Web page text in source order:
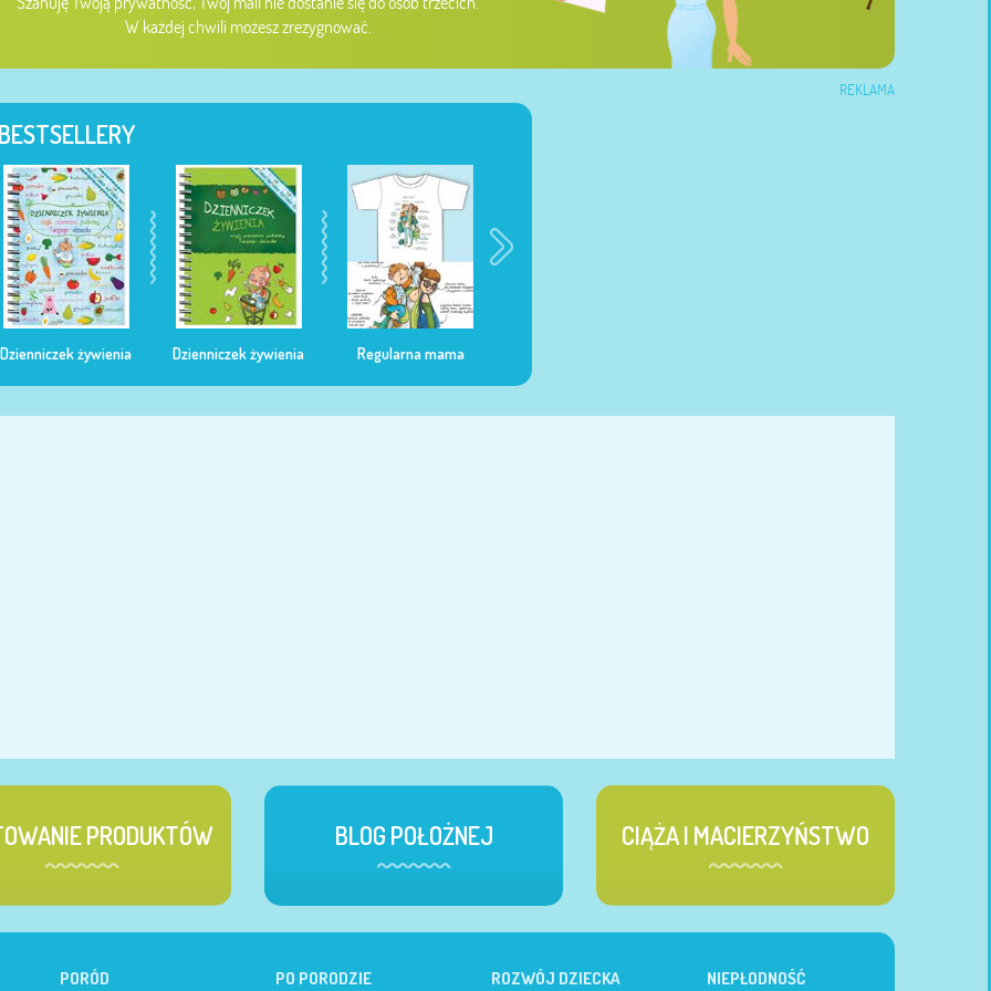
W każdej chwili możesz zrezygnować.
REKLAMA
BESTSELLERY
Dzienniczek żywienia Dzienniczek żywienia Regularna mama
PRODUKTÓW BLOG POŁOŻNEJ CIĄŻA I MACIERZYŃSTWO
PORÓD PO PORODZIE ROZWÓJ DZIECKA NIEPŁODNOŚĆ